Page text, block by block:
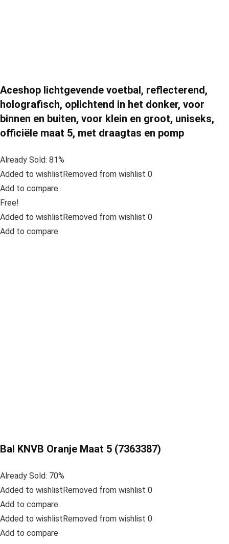
Aceshop lichtgevende voetbal, reflecterend,
holografisch, oplichtend in het donker, voor
binnen en buiten, voor klein en groot, uniseks,
officiële maat 5, met draagtas en pomp
Already Sold: 81%
Added to wishlistRemoved from wishlist 0
Add to compare
Free!
Added to wishlistRemoved from wishlist 0
Add to compare
Bal KNVB Oranje Maat 5 (7363387)
Already Sold: 70%
Added to wishlistRemoved from wishlist 0
Add to compare
Added to wishlistRemoved from wishlist 0
Add to compare